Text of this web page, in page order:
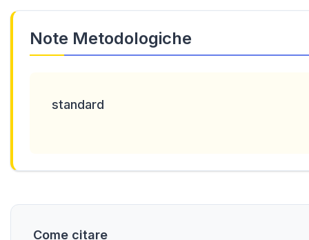
Note Metodologiche
standard
Come citare